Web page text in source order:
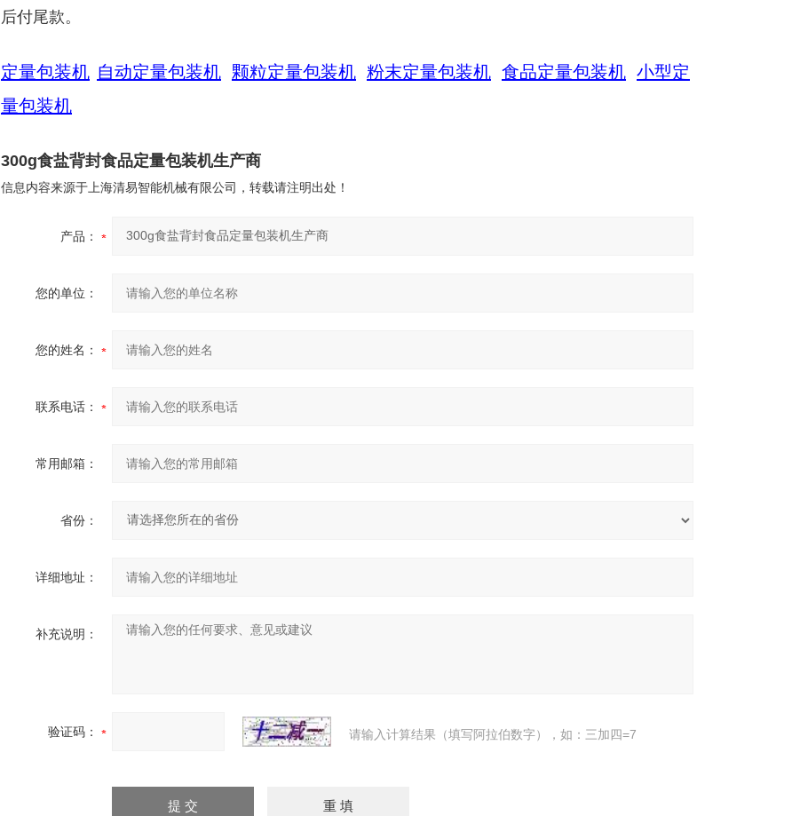
后付尾款。
定量包装机 自动定量包装机 颗粒定量包装机 粉末定量包装机 食品定量包装机 小型定
量包装机
300g食盐背封食品定量包装机生产商
信息内容来源于上海清易智能机械有限公司，转载请注明出处！
产品：
您的单位：
您的姓名：
联系电话：
常用邮箱：
省份：
详细地址：
补充说明：
验证码： 请输入计算结果（填写阿拉伯数字），如：三加四=7